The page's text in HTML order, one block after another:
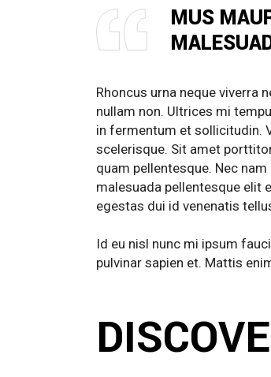
MUS
Rhoncus urna neque viverra
nullam non. Ultrices mi
in fermentum et sollicitudin.
scelerisque. Sit amet
quam pellentesque. Nec
malesuada pellentesque elit
egestas dui id venenatis
Id eu nisl nunc mi ipsum
pulvinar sapien et. Mattis